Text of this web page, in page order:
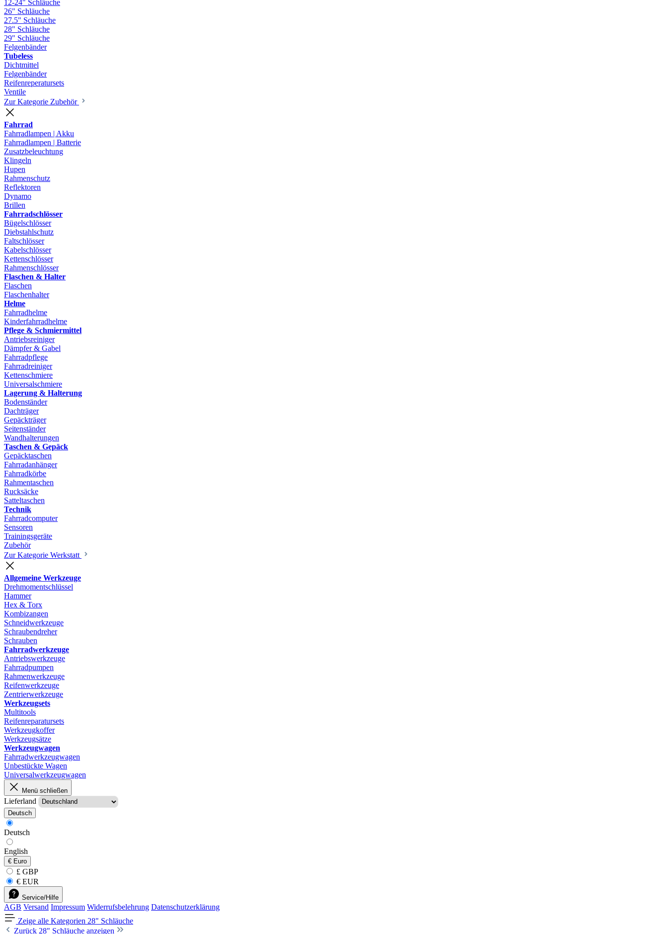
12-24" Schläuche
26" Schläuche
27.5" Schläuche
28" Schläuche
29" Schläuche
Felgenbänder
Tubeless
Dichtmittel
Felgenbänder
Reifenreperatursets
Ventile
Zur Kategorie Zubehör
Fahrrad
Fahrradlampen | Akku
Fahrradlampen | Batterie
Zusatzbeleuchtung
Klingeln
Hupen
Rahmenschutz
Reflektoren
Dynamo
Brillen
Fahrradschlösser
Bügelschlösser
Diebstahlschutz
Faltschlösser
Kabelschlösser
Kettenschlösser
Rahmenschlösser
Flaschen & Halter
Flaschen
Flaschenhalter
Helme
Fahrradhelme
Kinderfahrradhelme
Pflege & Schmiermittel
Antriebsreiniger
Dämpfer & Gabel
Fahrradpflege
Fahrradreiniger
Kettenschmiere
Universalschmiere
Lagerung & Halterung
Bodenständer
Dachträger
Gepäckträger
Seitenständer
Wandhalterungen
Taschen & Gepäck
Gepäcktaschen
Fahrradanhänger
Fahrradkörbe
Rahmentaschen
Rucksäcke
Satteltaschen
Technik
Fahrradcomputer
Sensoren
Trainingsgeräte
Zubehör
Zur Kategorie Werkstatt
Allgemeine Werkzeuge
Drehmomentschlüssel
Hammer
Hex & Torx
Kombizangen
Schneidwerkzeuge
Schraubendreher
Schrauben
Fahrradwerkzeuge
Antriebswerkzeuge
Fahrradpumpen
Rahmenwerkzeuge
Reifenwerkzeuge
Zentrierwerkzeuge
Werkzeugsets
Multitools
Reifenreparatursets
Werkzeugkoffer
Werkzeugsätze
Werkzeugwagen
Fahrradwerkzeugwagen
Unbestückte Wagen
Universalwerkzeugwagen
Menü schließen
Lieferland
Deutsch
Deutsch
English
€ Euro
£ GBP
€ EUR
Service/Hilfe
AGB Versand Impressum Widerrufsbelehrung Datenschutzerklärung
Zeige alle Kategorien 28" Schläuche
Zurück 28" Schläuche anzeigen